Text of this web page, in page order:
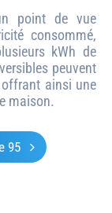
point de vue
consommé,
kWh de
peuvent
ainsi une
maison.
95